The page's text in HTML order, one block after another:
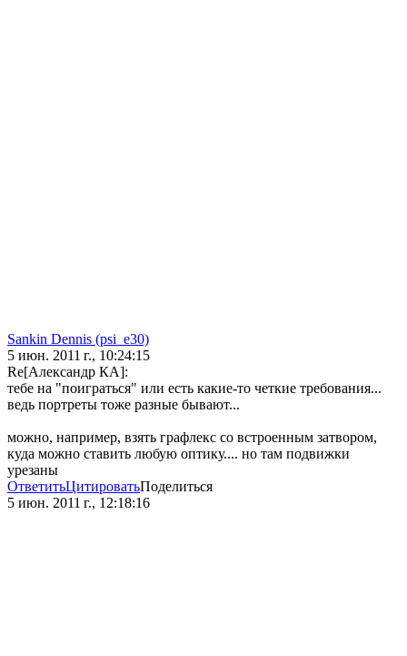
Sankin Dennis (psi_e30)
5 июн. 2011 г., 10:24:15
Re[Александр КА]:
тебе на "поиграться" или есть какие-то четкие требования...
ведь портреты тоже разные бывают...
можно, например, взять графлекс со встроенным затвором,
куда можно ставить любую оптику.... но там подвижки
урезаны
ОтветитьЦитироватьПоделиться
5 июн. 2011 г., 12:18:16